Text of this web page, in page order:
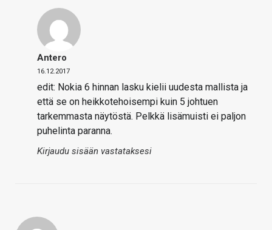
Antero
16.12.2017
edit: Nokia 6 hinnan lasku kielii uudesta mallista ja
että se on heikkotehoisempi kuin 5 johtuen
tarkemmasta näytöstä. Pelkkä lisämuisti ei paljon
puhelinta paranna.
Kirjaudu sisään vastataksesi